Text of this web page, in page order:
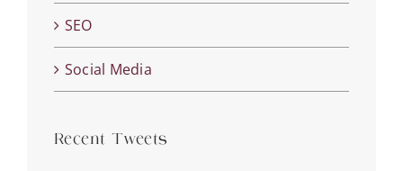
SEO
Social Media
Recent Tweets